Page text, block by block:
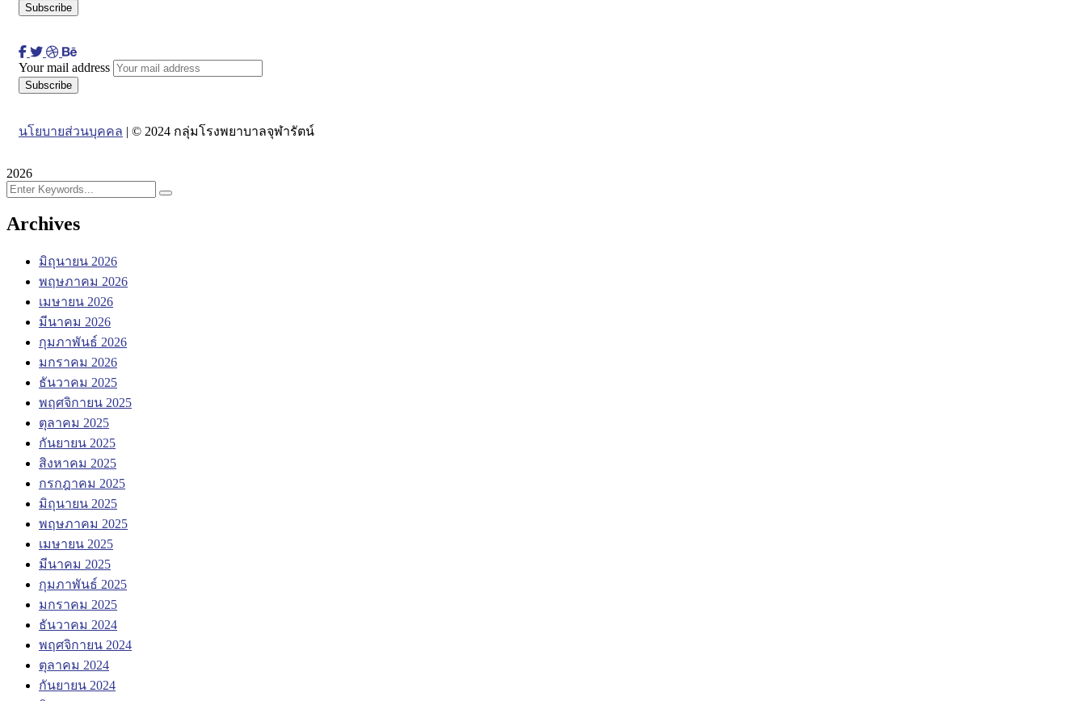
Your mail address
นโยบายส่วนบุคคล | © 2024 กลุ่มโรงพยาบาลจุฬารัตน์
2026
Archives
มิถุนายน 2026
พฤษภาคม 2026
เมษายน 2026
มีนาคม 2026
กุมภาพันธ์ 2026
มกราคม 2026
ธันวาคม 2025
พฤศจิกายน 2025
ตุลาคม 2025
กันยายน 2025
สิงหาคม 2025
กรกฎาคม 2025
มิถุนายน 2025
พฤษภาคม 2025
เมษายน 2025
มีนาคม 2025
กุมภาพันธ์ 2025
มกราคม 2025
ธันวาคม 2024
พฤศจิกายน 2024
ตุลาคม 2024
กันยายน 2024